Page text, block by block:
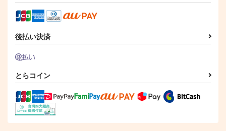
後払い決済
とらコイン